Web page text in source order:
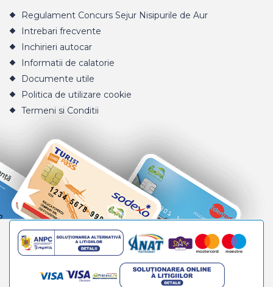
Regulament Concurs Sejur Nisipurile de Aur
Intrebari frecvente
Inchirieri autocar
Informatii de calatorie
Documente utile
Politica de utilizare cookie
Termeni si Conditii